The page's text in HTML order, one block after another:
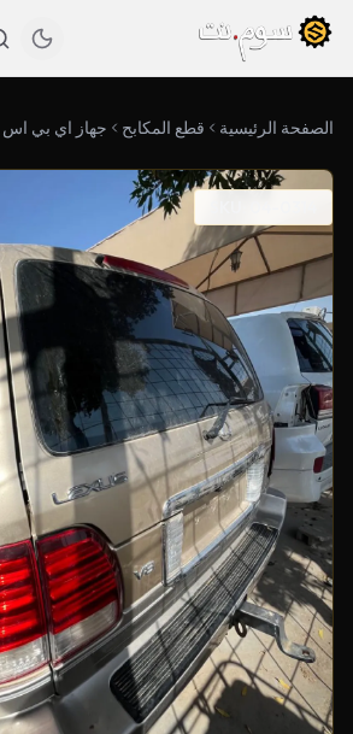
الصفحة الرئيسية قطع المكابح جهاز اي بي اس